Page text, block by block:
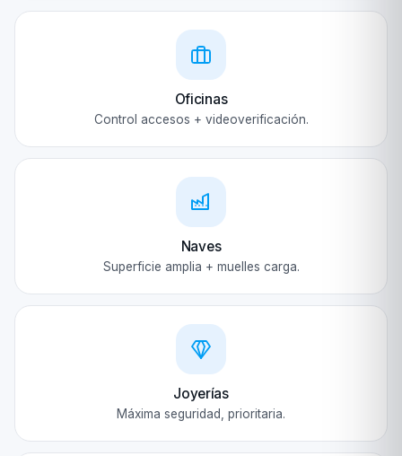
Oficinas
Control accesos + videoverificación.
Naves
Superficie amplia + muelles carga.
Joyerías
Máxima seguridad, prioritaria.